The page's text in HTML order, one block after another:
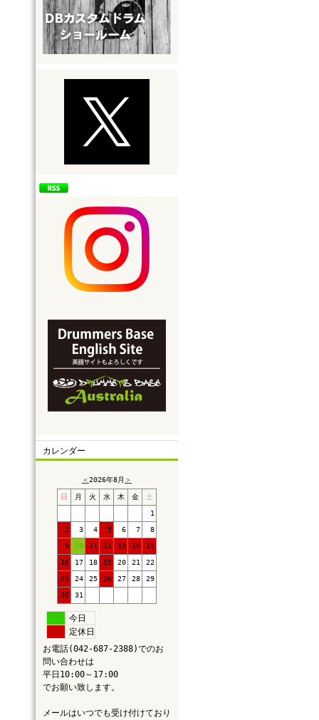
カレンダー
＜2026年8月 ＞
日 月 火 水 木 金 土
1
2 3 4 5 6 7 8
9 10 11 12 13 14 15
16 17 18 19 20 21 22
23 24 25 26 27 28 29
30 31
今日
定休日
お電話(042-687-2388)でのお
問い合わせは
平日10:00～17:00
でお願い致します。
メールはいつでも受け付けており